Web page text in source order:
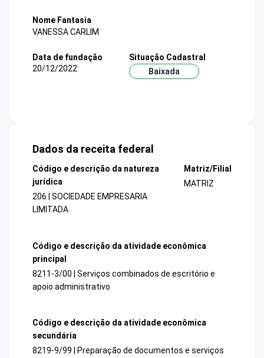
Nome Fantasia
VANESSA CARLIM
Data de fundação
20/12/2022
Situação Cadastral
Baixada
Dados da receita federal
Código e descrição da natureza
jurídica
206 | SOCIEDADE EMPRESARIA
LIMITADA
Matriz/Filial
MATRIZ
Código e descrição da atividade econômica
principal
8211-3/00 | Serviços combinados de escritório e
apoio administrativo
Código e descrição da atividade econômica
secundária
8219-9/99 | Preparação de documentos e serviços